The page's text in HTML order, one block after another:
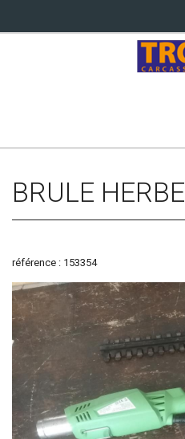
BRULE HERBE
référence : 153354